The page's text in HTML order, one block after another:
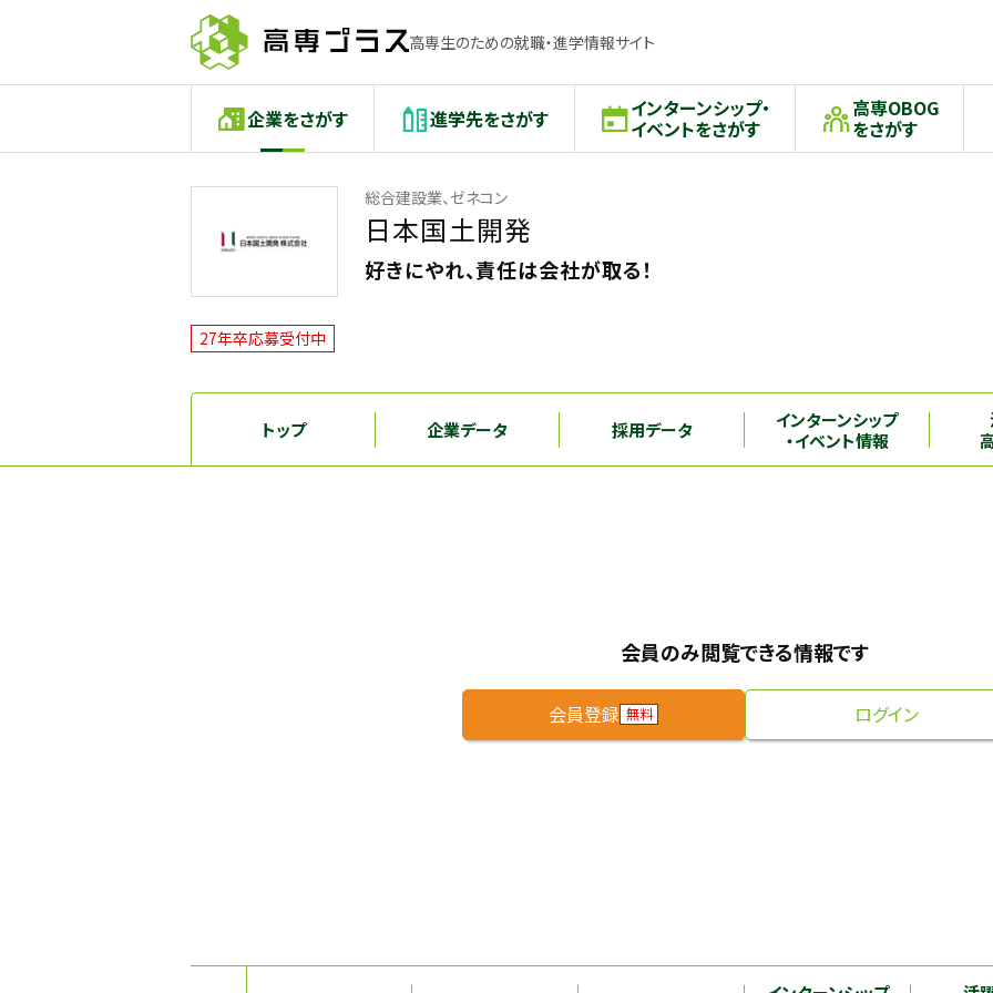
高専生のための就職・進学情報サイト
企業をさがす 進学先をさがす インターンシップ・
イベントをさがす
高専OBOG
をさがす
総合建設業、ゼネコン
日本国土開発
好きにやれ、責任は会社が取る！
27年卒応募受付中
トップ 企業データ 採用データ
インターンシップ
・イベント情報
会員のみ閲覧できる情報です
会員登録 無料 ログイン